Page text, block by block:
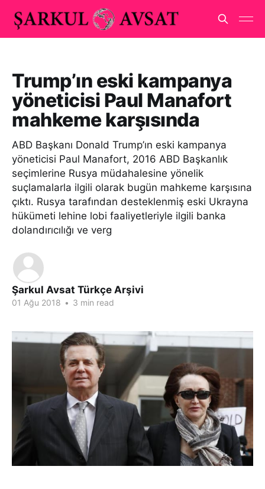
Trump’ın eski kampanya
yöneticisi Paul Manafort
mahkeme karşısında
ABD Başkanı Donald Trump’ın eski kampanya
yöneticisi Paul Manafort, 2016 ABD Başkanlık
seçimlerine Rusya müdahalesine yönelik
suçlamalarla ilgili olarak bugün mahkeme karşısına
çıktı. Rusya tarafından desteklenmiş eski Ukrayna
hükümeti lehine lobi faaliyetleriyle ilgili banka
dolandırıcılığı ve verg
Şarkul Avsat Türkçe Arşivi
01 Ağu 2018 • 3 min read